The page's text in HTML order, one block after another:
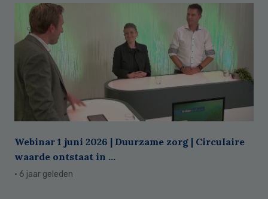
Webinar 1 juni 2026 | Duurzame zorg | Circulaire
waarde ontstaat in ...
· 6 jaar geleden